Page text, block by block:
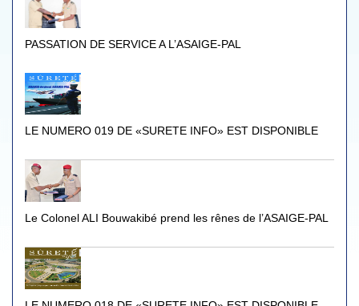
PASSATION DE SERVICE A L’ASAIGE-PAL
LE NUMERO 019 DE «SURETE INFO» EST DISPONIBLE
Le Colonel ALI Bouwakibé prend les rênes de l’ASAIGE-PAL